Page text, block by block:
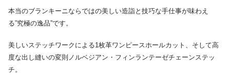
本当のブランキーニならではの美しい造詣と技巧な手仕事が味わえ
る”究極の逸品”です。
美しいステッチワークによる1枚革ワンピースホールカット、そして高
度な出し縫いの変則ノルベジアン・フィンランテーゼチェーンステッ
チ。